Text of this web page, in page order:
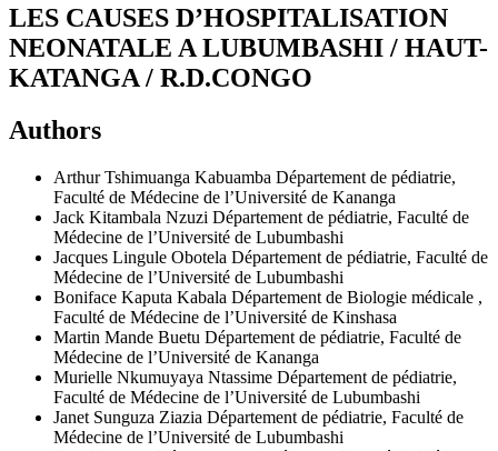
LES CAUSES D’HOSPITALISATION
NEONATALE A LUBUMBASHI / HAUT-
KATANGA / R.D.CONGO
Authors
Arthur Tshimuanga Kabuamba Département de pédiatrie,
Faculté de Médecine de l’Université de Kananga
Jack Kitambala Nzuzi Département de pédiatrie, Faculté de
Médecine de l’Université de Lubumbashi
Jacques Lingule Obotela Département de pédiatrie, Faculté de
Médecine de l’Université de Lubumbashi
Boniface Kaputa Kabala Département de Biologie médicale ,
Faculté de Médecine de l’Université de Kinshasa
Martin Mande Buetu Département de pédiatrie, Faculté de
Médecine de l’Université de Kananga
Murielle Nkumuyaya Ntassime Département de pédiatrie,
Faculté de Médecine de l’Université de Lubumbashi
Janet Sunguza Ziazia Département de pédiatrie, Faculté de
Médecine de l’Université de Lubumbashi